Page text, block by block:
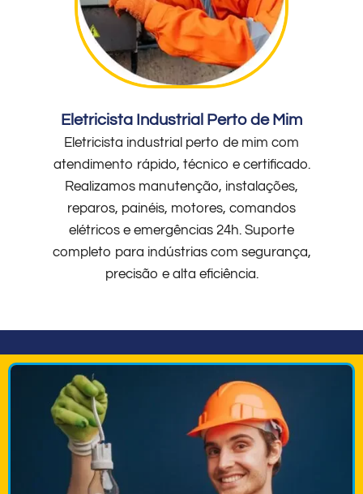
Eletricista Industrial Perto de Mim
Eletricista industrial perto de mim com
atendimento rápido, técnico e certificado.
Realizamos manutenção, instalações,
reparos, painéis, motores, comandos
elétricos e emergências 24h. Suporte
completo para indústrias com segurança,
precisão e alta eficiência.